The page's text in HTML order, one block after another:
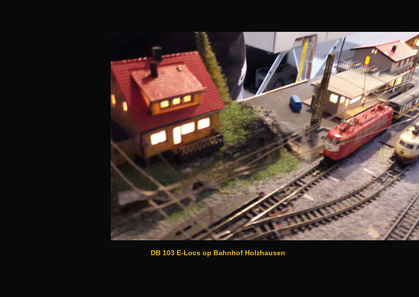
DB 103 E-Locs op Bahnhof Holzhausen